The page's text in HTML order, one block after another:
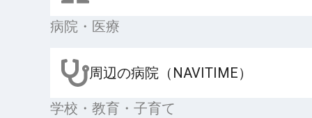
病院・医療
周辺の病院（NAVITIME）
学校・教育・子育て